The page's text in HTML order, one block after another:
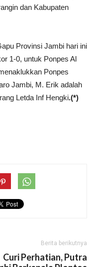
dan Kabupaten
Provinsi Jambi hari ini
1-0, untuk Ponpes Al
Ponpes
Jambi, M. Erik adalah
Letda Inf Hengki.(*)
Berita berikutnya
Curi Perhatian, Putra